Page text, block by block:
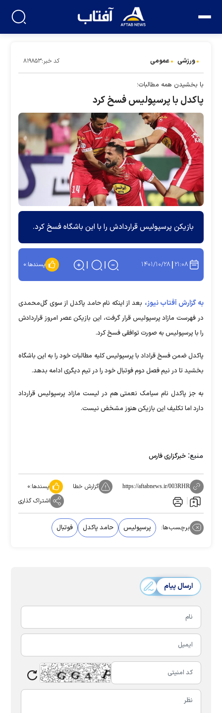
ورزشی عمومی کد خبر:۸۱۹۸۵۳
با بخشیدن همه مطالبات؛
پاکدل با پرسپولیس فسخ کرد
بازیکن پرسپولیس قراردادش را با این باشگاه فسخ کرد.
۲۱:۰۸ ۱۴۰۱/۱۰/۲۸ پسندها:۰
به گزارش آفتاب نیوز، بعد از اینکه نام حامد پاکدل از سوی گل‌محمدی
در فهرست مازاد پرسپولیس قرار گرفت، این بازیکن عصر امروز قراردادش
را با پرسپولیس به صورت توافقی فسخ کرد.
پاکدل ضمن فسخ قراداد با پرسپولیس کلیه مطالبات خود را به این باشگاه
بخشید تا در نیم فصل دوم فوتبال خود را در تیم دیگری ادامه بدهد.
به جز پاکدل نام سیامک نعمتی هم در لیست مازاد پرسپولیس قرارداد
دارد اما تکلیف این بازیکن هنوز مشخض نیست.
منبع: خبرگزاری فارس
https://aftabnews.ir/003RHR گزارش خطا پسندها:۰
اشتراک گذاری
برچسب‌ها: پرسپولیس حامد پاکدل فوتبال
ارسال پیام